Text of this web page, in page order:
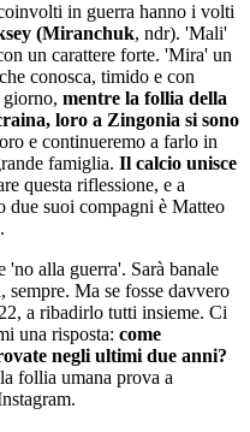
in guerra hanno i volti
(Miranchuk, ndr). 'Mali'
un carattere forte. 'Mira' un
conosca, timido e con
mentre la follia della
loro a Zingonia si sono
e continueremo a farlo in
famiglia. Il calcio unisce
questa riflessione, e a
due suoi compagni è Matteo
'no alla guerra'. Sarà banale
sempre. Ma se fosse davvero
a ribadirlo tutti insieme. Ci
una risposta: come
negli ultimi due anni?
follia umana prova a